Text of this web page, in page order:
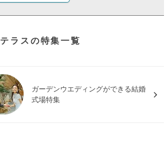
ラスの特集一覧
ガーデンウエディングができる結婚
式場特集